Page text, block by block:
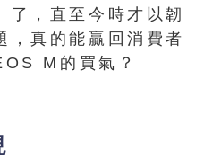
了，直至今時才以韌
，真的能贏回消費者
M的買氣？